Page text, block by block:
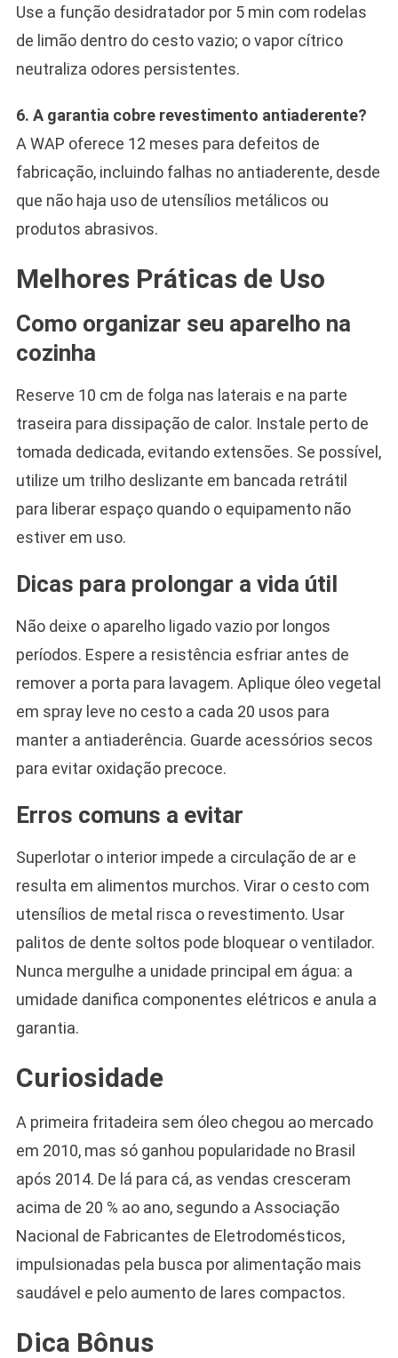
Use a função desidratador por 5 min com rodelas
de limão dentro do cesto vazio; o vapor cítrico
neutraliza odores persistentes.
6. A garantia cobre revestimento antiaderente?
A WAP oferece 12 meses para defeitos de
fabricação, incluindo falhas no antiaderente, desde
que não haja uso de utensílios metálicos ou
produtos abrasivos.
Melhores Práticas de Uso
Como organizar seu aparelho na
cozinha
Reserve 10 cm de folga nas laterais e na parte
traseira para dissipação de calor. Instale perto de
tomada dedicada, evitando extensões. Se possível,
utilize um trilho deslizante em bancada retrátil
para liberar espaço quando o equipamento não
estiver em uso.
Dicas para prolongar a vida útil
Não deixe o aparelho ligado vazio por longos
períodos. Espere a resistência esfriar antes de
remover a porta para lavagem. Aplique óleo vegetal
em spray leve no cesto a cada 20 usos para
manter a antiaderência. Guarde acessórios secos
para evitar oxidação precoce.
Erros comuns a evitar
Superlotar o interior impede a circulação de ar e
resulta em alimentos murchos. Virar o cesto com
utensílios de metal risca o revestimento. Usar
palitos de dente soltos pode bloquear o ventilador.
Nunca mergulhe a unidade principal em água: a
umidade danifica componentes elétricos e anula a
garantia.
Curiosidade
A primeira fritadeira sem óleo chegou ao mercado
em 2010, mas só ganhou popularidade no Brasil
após 2014. De lá para cá, as vendas cresceram
acima de 20 % ao ano, segundo a Associação
Nacional de Fabricantes de Eletrodomésticos,
impulsionadas pela busca por alimentação mais
saudável e pelo aumento de lares compactos.
Dica Bônus